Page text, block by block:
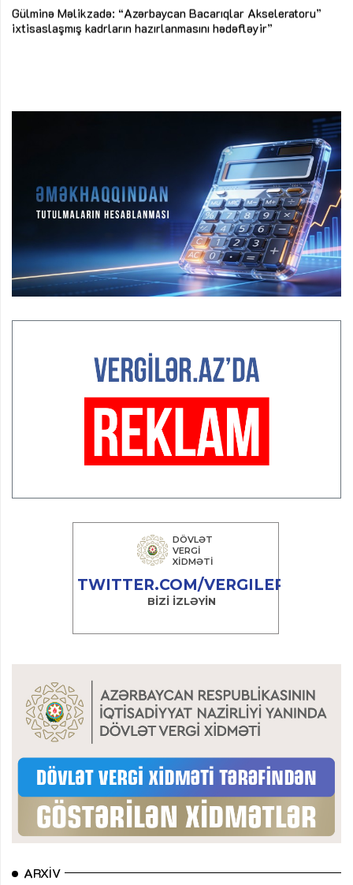
Gülminə Məlikzadə: “Azərbaycan Bacarıqlar Akseleratoru”
ixtisaslaşmış kadrların hazırlanmasını hədəfləyir”
ARXIV